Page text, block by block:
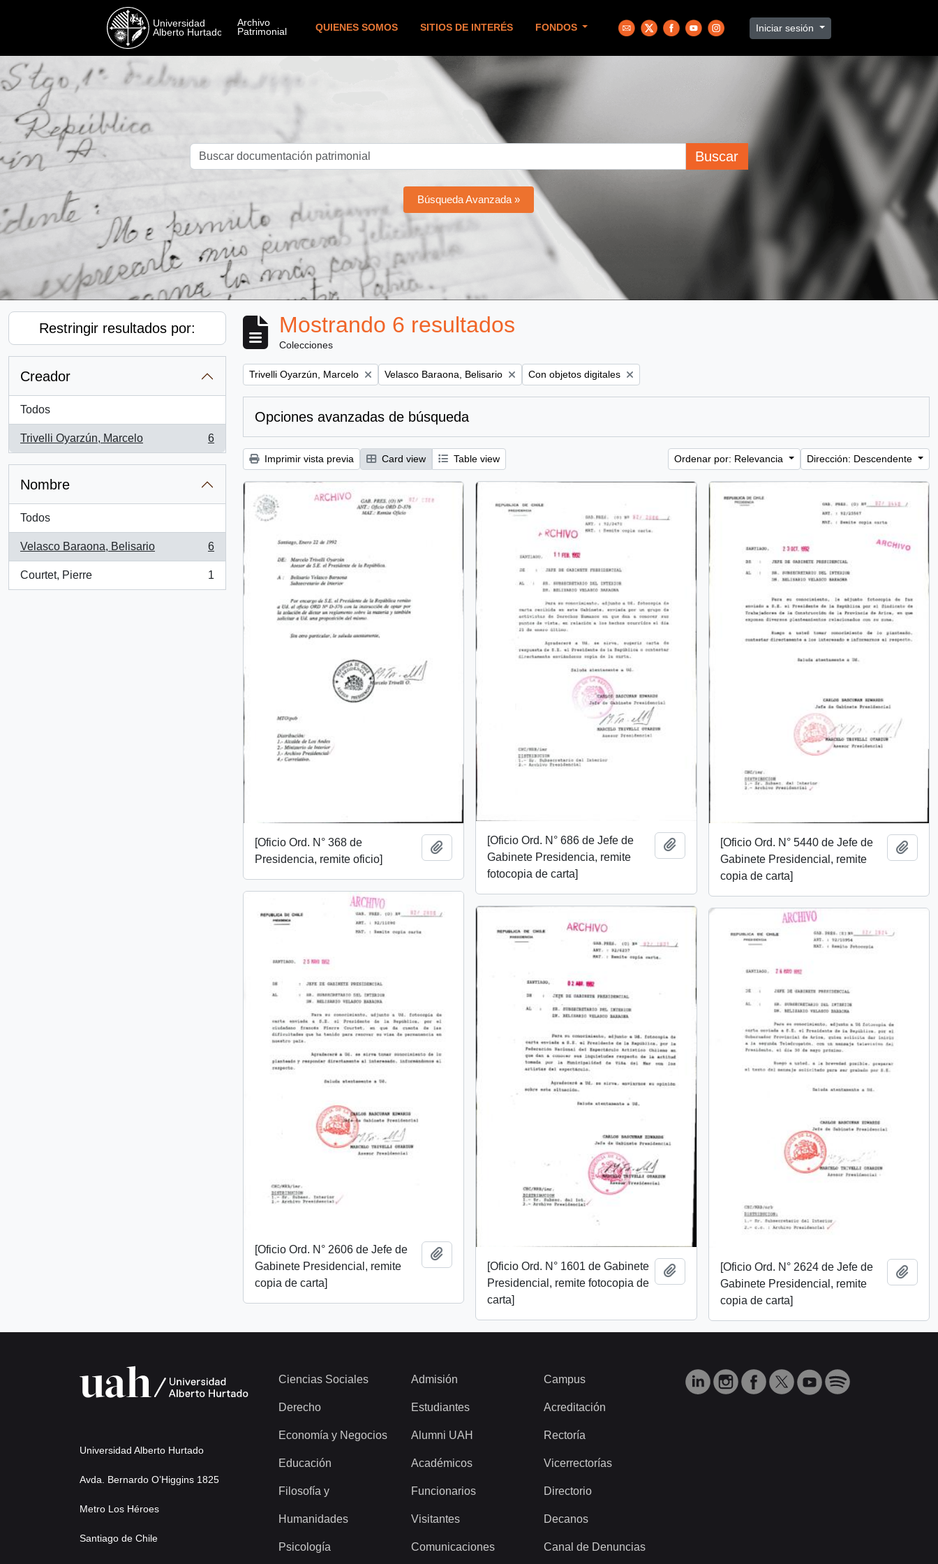
QUIENES SOMOS SITIOS DE INTERÉS FONDOS Iniciar sesión
Buscar
Búsqueda Avanzada »
Restringir resultados por:
Creador
Todos
Trivelli Oyarzún, Marcelo
, 6 resultados
6
Nombre
Todos
Velasco Baraona, Belisario
, 6 resultados
6
Courtet, Pierre
, 1 resultados
1
Mostrando 6 resultados
Colecciones
Remove filter:
Trivelli Oyarzún, Marcelo Remove filter:
Velasco Baraona, Belisario Remove filter:
Con objetos digitales
Opciones avanzadas de búsqueda
Imprimir vista previa Card view Table view Ordenar por: Relevancia Dirección: Descendente
[Oficio Ord. N° 368 de
Presidencia, remite oficio]
Añadir al portapapeles
[Oficio Ord. N° 686 de Jefe de
Gabinete Presidencia, remite
fotocopia de carta]
Añadir al portapapeles
[Oficio Ord. N° 5440 de Jefe de
Gabinete Presidencial, remite
copia de carta]
[Oficio Ord. N° 2606 de Jefe de
Gabinete Presidencial, remite
copia de carta]
[Oficio Ord. N° 1601 de Gabinete
Presidencial, remite fotocopia de
carta]
Añadir al portapapeles
[Oficio Ord. N° 2624 de Jefe de
Gabinete Presidencial, remite
copia de carta]
Universidad Alberto Hurtado
Avda. Bernardo O’Higgins 1825
Metro Los Héroes
Santiago de Chile
Ciencias Sociales
Derecho
Economía y Negocios
Educación
Filosofía y
Humanidades
Psicología
Admisión
Estudiantes
Alumni UAH
Académicos
Funcionarios
Visitantes
Comunicaciones
Campus
Acreditación
Rectoría
Vicerrectorías
Directorio
Decanos
Canal de Denuncias